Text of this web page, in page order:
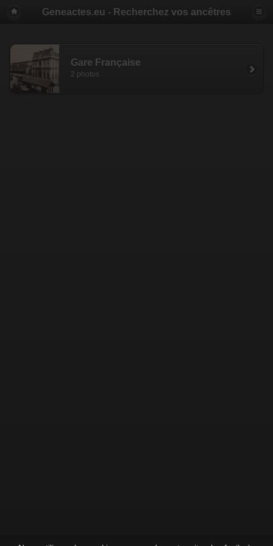
Geneactes.eu - Recherchez vos ancêtres
Gare Française
2 photos